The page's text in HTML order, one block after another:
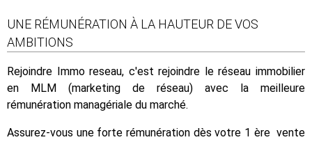
UNE RÉMUNÉRATION À LA HAUTEUR DE VOS
AMBITIONS
Rejoindre Immo reseau, c'est rejoindre le réseau immobilier
en MLM (marketing de réseau) avec la meilleure
rémunération managériale du marché.
Assurez-vous une forte rémunération dès votre 1 ère vente